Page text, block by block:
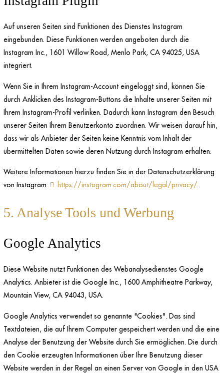
Auf unseren Seiten sind Funktionen des Dienstes Instagram
eingebunden. Diese Funktionen werden angeboten durch die
Instagram Inc., 1601 Willow Road, Menlo Park, CA 94025, USA
integriert.
Wenn Sie in Ihrem Instagram-Account eingeloggt sind, können Sie
durch Anklicken des Instagram-Buttons die Inhalte unserer Seiten mit
Ihrem Instagram-Profil verlinken. Dadurch kann Instagram den Besuch
unserer Seiten Ihrem Benutzerkonto zuordnen. Wir weisen darauf hin,
dass wir als Anbieter der Seiten keine Kenntnis vom Inhalt der
übermittelten Daten sowie deren Nutzung durch Instagram erhalten.
Weitere Informationen hierzu finden Sie in der Datenschutzerklärung
von Instagram:
https://instagram.com/about/legal/privacy/.
5. Analyse Tools und Werbung
Google Analytics
Diese Website nutzt Funktionen des Webanalysedienstes Google
Analytics. Anbieter ist die Google Inc., 1600 Amphitheatre Parkway,
Mountain View, CA 94043, USA.
Google Analytics verwendet so genannte "Cookies". Das sind
Textdateien, die auf Ihrem Computer gespeichert werden und die eine
Analyse der Benutzung der Website durch Sie ermöglichen. Die durch
den Cookie erzeugten Informationen über Ihre Benutzung dieser
Website werden in der Regel an einen Server von Google in den USA